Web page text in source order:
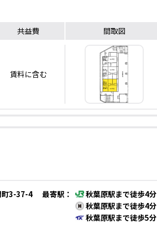
共益費 間取図
賃料に含む
町3-37-4
最寄駅 ：
秋葉原駅まで徒歩4分
秋葉原駅まで徒歩4分
秋葉原駅まで徒歩5分